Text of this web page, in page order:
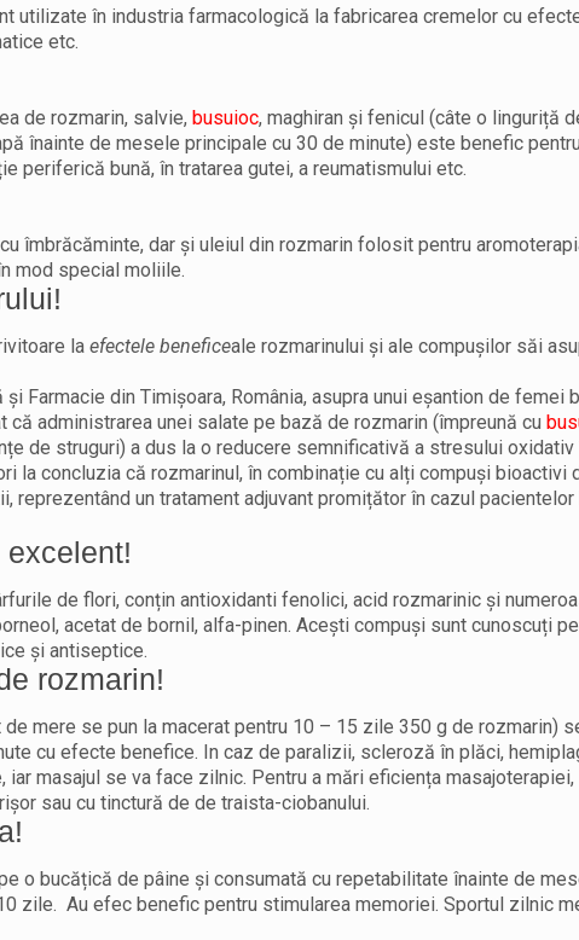
utilizate în industria farmacologică la fabricarea cremelor cu
etc.
de rozmarin, salvie,busuioc, maghiran și fenicul (câte o linguriță
înainte de mesele principale cu 30 de minute) este benefic
periferică bună, în tratarea gutei, a reumatismului etc.
îmbrăcăminte, dar și uleiul din rozmarin folosit pentru
mod special moliile.
laefectele beneficeale rozmarinului și ale compușilor săi
Farmacie din Timișoara, România, asupra unui eșantion de femei
că administrarea unei salate pe bază de rozmarin (împreună cu
de struguri) a dus la o reducere semnificativă a stresului oxidativ
la concluzia că rozmarinul, în combinație cu alți compuși bioactivi
un tratament adjuvant promițător în cazul
de flori, conțin antioxidanti fenolici, acid rozmarinic și
acetat de bornil, alfa-pinen. Acești compuși sunt cunoscuți
și antiseptice.
rozmarin!
mere se pun la macerat pentru 10 – 15 zile 350 g de rozmarin)
cu efecte benefice. In caz de paralizii, scleroză în plăci,
masajul se va face zilnic. Pentru a mări eficiența masajoterapiei,
sau cu tinctură de de traista-ciobanului.
o bucățică de pâine și consumată cu repetabilitate înainte de
zile. Au efec benefic pentru stimularea memoriei. Sportul zilnic